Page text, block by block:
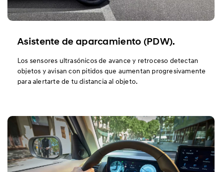
Asistente de aparcamiento (PDW).
Los sensores ultrasónicos de avance y retroceso detectan
objetos y avisan con pitidos que aumentan progresivamente
para alertarte de tu distancia al objeto.